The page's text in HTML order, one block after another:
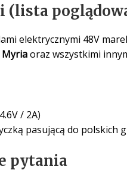
(lista
elektrycznymi 48V
Myriaoraz wszystkimi
/ 2A)
pasującą do polskich
pytania